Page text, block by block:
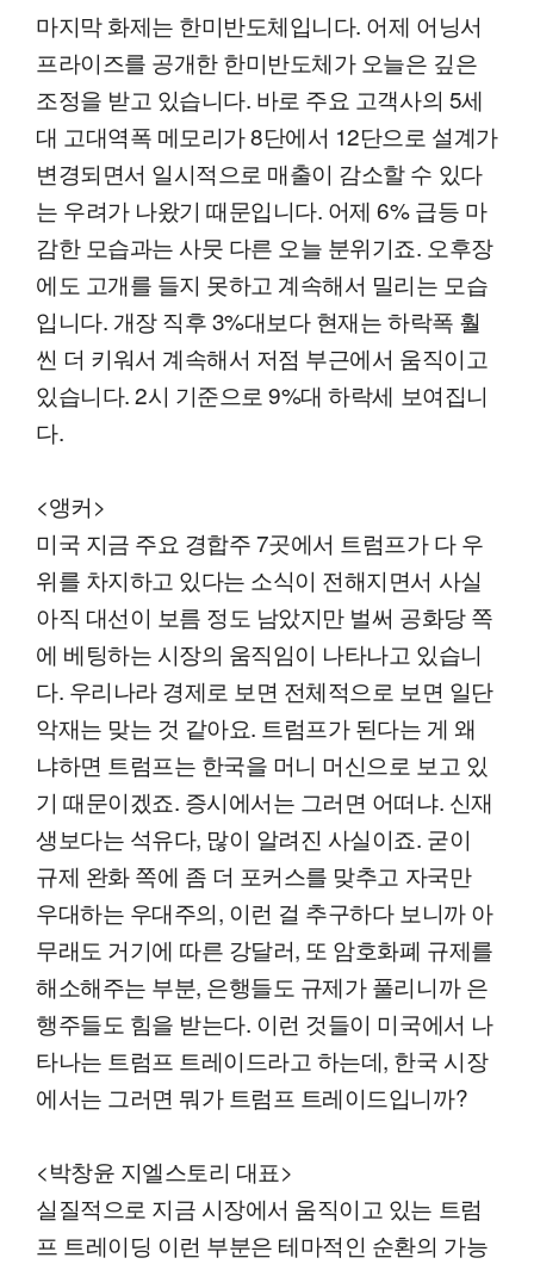
마지막 화제는 한미반도체입니다. 어제 어닝서
프라이즈를 공개한 한미반도체가 오늘은 깊은
조정을 받고 있습니다. 바로 주요 고객사의 5세
대 고대역폭 메모리가 8단에서 12단으로 설계가
변경되면서 일시적으로 매출이 감소할 수 있다
는 우려가 나왔기 때문입니다. 어제 6% 급등 마
감한 모습과는 사뭇 다른 오늘 분위기죠. 오후장
에도 고개를 들지 못하고 계속해서 밀리는 모습
입니다. 개장 직후 3%대보다 현재는 하락폭 훨
씬 더 키워서 계속해서 저점 부근에서 움직이고
있습니다. 2시 기준으로 9%대 하락세 보여집니
다.
<앵커>
미국 지금 주요 경합주 7곳에서 트럼프가 다 우
위를 차지하고 있다는 소식이 전해지면서 사실
아직 대선이 보름 정도 남았지만 벌써 공화당 쪽
에 베팅하는 시장의 움직임이 나타나고 있습니
다. 우리나라 경제로 보면 전체적으로 보면 일단
악재는 맞는 것 같아요. 트럼프가 된다는 게 왜
냐하면 트럼프는 한국을 머니 머신으로 보고 있
기 때문이겠죠. 증시에서는 그러면 어떠냐. 신재
생보다는 석유다, 많이 알려진 사실이죠. 굳이
규제 완화 쪽에 좀 더 포커스를 맞추고 자국만
우대하는 우대주의, 이런 걸 추구하다 보니까 아
무래도 거기에 따른 강달러, 또 암호화폐 규제를
해소해주는 부분, 은행들도 규제가 풀리니까 은
행주들도 힘을 받는다. 이런 것들이 미국에서 나
타나는 트럼프 트레이드라고 하는데, 한국 시장
에서는 그러면 뭐가 트럼프 트레이드입니까?
<박창윤 지엘스토리 대표>
실질적으로 지금 시장에서 움직이고 있는 트럼
프 트레이딩 이런 부분은 테마적인 순환의 가능